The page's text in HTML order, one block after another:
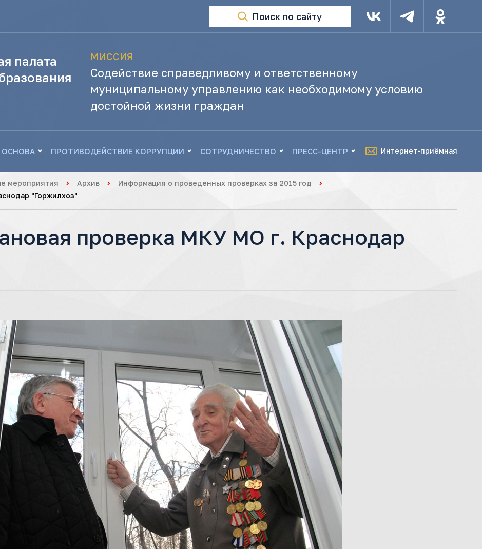
Поиск по сайту
палата
МИССИЯ
Содействие справедливому и ответственному
муниципальному управлению как необходимому условию
достойной жизни граждан
ОСНОВА ПРОТИВОДЕЙСТВИЕ КОРРУПЦИИ СОТРУДНИЧЕСТВО ПРЕСС-ЦЕНТР Интернет-приёмная
мероприятия Архив
Информация о проведенных проверках за 2015 год
"Горжилхоз"
проверка МКУ МО г. Краснодар